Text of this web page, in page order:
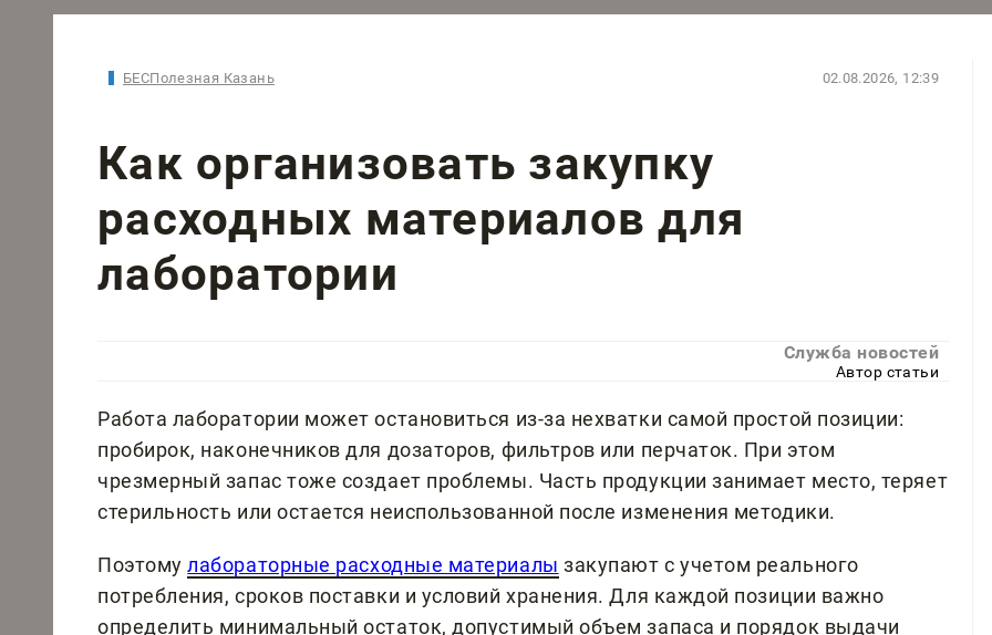
БЕСПолезная Казань 02.08.2026, 12:39
Как организовать закупку
расходных материалов для
лаборатории
Служба новостей
Автор статьи
Работа лаборатории может остановиться из-за нехватки самой простой позиции:
пробирок, наконечников для дозаторов, фильтров или перчаток. При этом
чрезмерный запас тоже создает проблемы. Часть продукции занимает место, теряет
стерильность или остается неиспользованной после изменения методики.
Поэтомулабораторные расходные материалы закупают с учетом реального
потребления, сроков поставки и условий хранения. Для каждой позиции важно
определить минимальный остаток, допустимый объем запаса и порядок выдачи